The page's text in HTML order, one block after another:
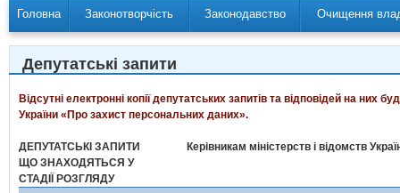
Головна Законотворчість Законодавство Очищення
Депутатські запити
Відсутні електронні копії депутатських запитів та відповідей на
України «Про захист персональних даних».
ДЕПУТАТСЬКІ ЗАПИТИ
ЩО ЗНАХОДЯТЬСЯ У
СТАДІЇ РОЗГЛЯДУ
Керівникам міністерств і відомств